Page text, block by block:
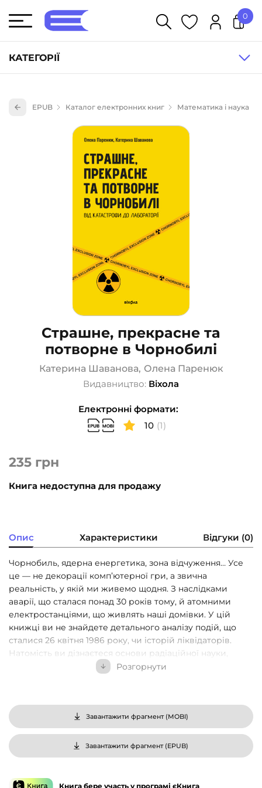
КАТЕГОРІЇ
Книги для дітей (835)
Книги для підлітків (240)
Науково-популярна література (1015)
Навчальна література та посібники (527)
Енциклопедії, довідники, словники (55)
Подарункові сертифікати (1)
0
EPUB Каталог електронних книг Математика і наука
Страшне, прекрасне та
потворне в Чорнобилі
Катерина Шаванова, Олена Паренюк
Видавництво: Віхола
Електронні формати:
10 (1)
235 грн
Книга недоступна для продажу
Опис Характеристики Відгуки (0)
Чорнобиль, ядерна енергетика, зона відчуження… Усе
це — не декорації компʼютерної гри, а звична
реальність, у якій ми живемо щодня. З наслідками
аварії, що сталася понад 30 років тому, й атомними
електростанціями, що живлять наші домівки. У цій
книжці ви не знайдете детального аналізу подій, що
сталися 26 квітня 1986 року, чи історій ліквідаторів.
Натомість ви дізнаєтеся основи радіаційної науки,
познайомитеся з людьми, які її творять, і зрозумієте, що
війни в Україні.
Чи безпечний до вживання чорнобильський сніг та чи
варто смакувати картоплею із зони відчуження? Що
відбувається на АЕС і чому алкоголь не рятує від
радіоекологією, випроміненням й опроміненням і чому
Розгорнути
Завантажити фрагмент (MOBI)
Завантажити фрагмент (EPUB)
Книга бере участь у програмі єКнига